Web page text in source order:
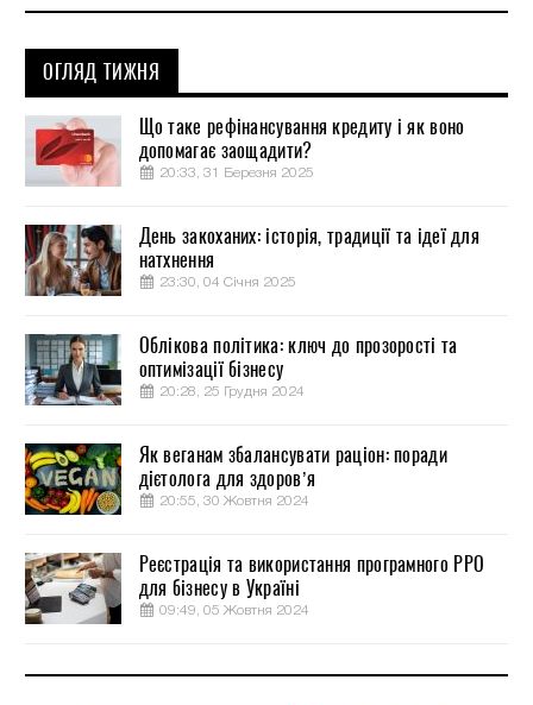
ОГЛЯД ТИЖНЯ
Що таке рефінансування кредиту і як воно
допомагає заощадити?
20:33, 31 Березня 2025
День закоханих: історія, традиції та ідеї для
натхнення
23:30, 04 Січня 2025
Облікова політика: ключ до прозорості та
оптимізації бізнесу
20:28, 25 Грудня 2024
Як веганам збалансувати раціон: поради
дієтолога для здоров’я
20:55, 30 Жовтня 2024
Реєстрація та використання програмного РРО
для бізнесу в Україні
09:49, 05 Жовтня 2024